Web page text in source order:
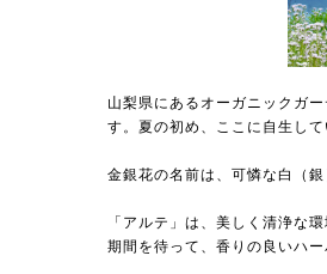
山梨県にあるオーガニックガ
す。夏の初め、ここに自生し
金銀花の名前は、可憐な白（
「アルテ」は、美しく清浄な
期間を待って、香りの良いハ